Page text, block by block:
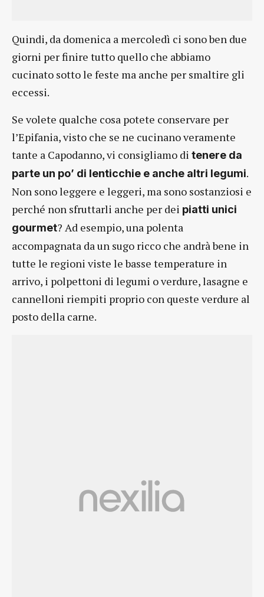
Quindi, da domenica a mercoledì ci sono ben due
giorni per finire tutto quello che abbiamo
cucinato sotto le feste ma anche per smaltire gli
eccessi.
Se volete qualche cosa potete conservare per
l’Epifania, visto che se ne cucinano veramente
tante a Capodanno, vi consigliamo di tenere da
parte un po’ di lenticchie e anche altri legumi.
Non sono leggere e leggeri, ma sono sostanziosi e
perché non sfruttarli anche per dei piatti unici
gourmet? Ad esempio, una polenta
accompagnata da un sugo ricco che andrà bene in
tutte le regioni viste le basse temperature in
arrivo, i polpettoni di legumi o verdure, lasagne e
cannelloni riempiti proprio con queste verdure al
posto della carne.